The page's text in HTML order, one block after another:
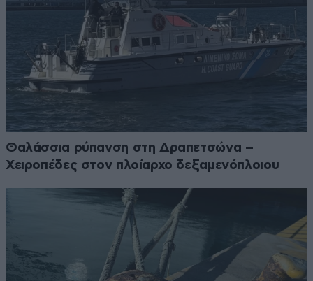
Θαλάσσια ρύπανση στη Δραπετσώνα –
Χειροπέδες στον πλοίαρχο δεξαμενόπλοιου